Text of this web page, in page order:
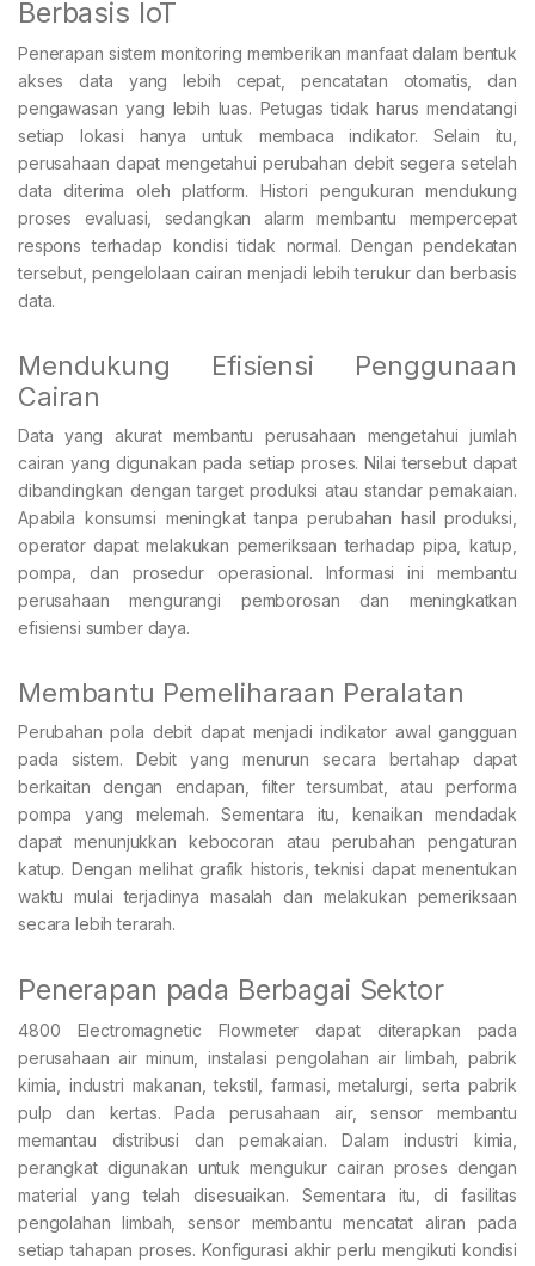
Berbasis IoT
Penerapan sistem monitoring memberikan manfaat dalam bentuk
akses data yang lebih cepat, pencatatan otomatis, dan
pengawasan yang lebih luas. Petugas tidak harus mendatangi
setiap lokasi hanya untuk membaca indikator. Selain itu,
perusahaan dapat mengetahui perubahan debit segera setelah
data diterima oleh platform. Histori pengukuran mendukung
proses evaluasi, sedangkan alarm membantu mempercepat
respons terhadap kondisi tidak normal. Dengan pendekatan
tersebut, pengelolaan cairan menjadi lebih terukur dan berbasis
data.
Mendukung Efisiensi Penggunaan
Cairan
Data yang akurat membantu perusahaan mengetahui jumlah
cairan yang digunakan pada setiap proses. Nilai tersebut dapat
dibandingkan dengan target produksi atau standar pemakaian.
Apabila konsumsi meningkat tanpa perubahan hasil produksi,
operator dapat melakukan pemeriksaan terhadap pipa, katup,
pompa, dan prosedur operasional. Informasi ini membantu
perusahaan mengurangi pemborosan dan meningkatkan
efisiensi sumber daya.
Membantu Pemeliharaan Peralatan
Perubahan pola debit dapat menjadi indikator awal gangguan
pada sistem. Debit yang menurun secara bertahap dapat
berkaitan dengan endapan, filter tersumbat, atau performa
pompa yang melemah. Sementara itu, kenaikan mendadak
dapat menunjukkan kebocoran atau perubahan pengaturan
katup. Dengan melihat grafik historis, teknisi dapat menentukan
waktu mulai terjadinya masalah dan melakukan pemeriksaan
secara lebih terarah.
Penerapan pada Berbagai Sektor
4800 Electromagnetic Flowmeter dapat diterapkan pada
perusahaan air minum, instalasi pengolahan air limbah, pabrik
kimia, industri makanan, tekstil, farmasi, metalurgi, serta pabrik
pulp dan kertas. Pada perusahaan air, sensor membantu
memantau distribusi dan pemakaian. Dalam industri kimia,
perangkat digunakan untuk mengukur cairan proses dengan
material yang telah disesuaikan. Sementara itu, di fasilitas
pengolahan limbah, sensor membantu mencatat aliran pada
setiap tahapan proses. Konfigurasi akhir perlu mengikuti kondisi